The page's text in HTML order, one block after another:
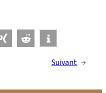
Suivant →